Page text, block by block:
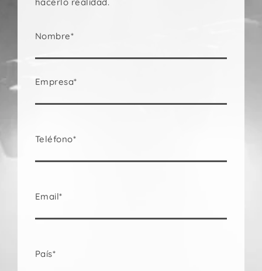
Nombre*
Empresa*
Teléfono*
Email*
País*